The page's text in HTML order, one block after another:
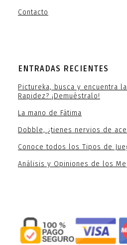
Contacto
ENTRADAS RECIENTES
Pictureka, busca y encuentra
Rapidez? ¡Demuéstralo!
La mano de Fátima
Dobble, ¿tienes nervios de
Conoce todos los Tipos de
Análisis y Opiniones de los